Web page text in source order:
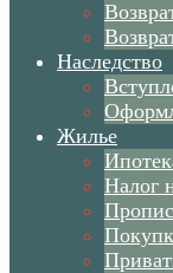
Наследство
Жилье
Налог